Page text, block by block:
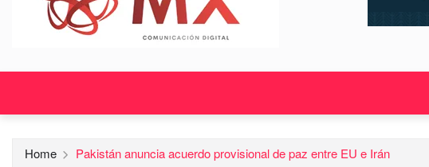
Home Pakistán anuncia acuerdo provisional de paz entre EU e Irán